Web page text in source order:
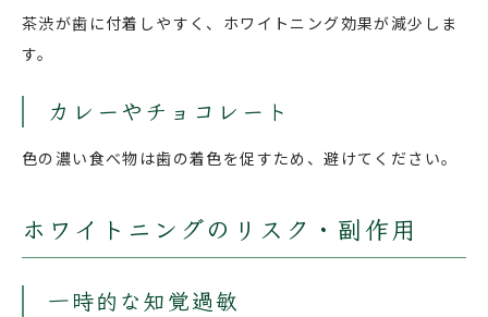
茶渋が歯に付着しやすく、ホワイトニング効果が減少しま
す。
カレーやチョコレート
色の濃い食べ物は歯の着色を促すため、避けてください。
ホワイトニングのリスク・副作用
一時的な知覚過敏